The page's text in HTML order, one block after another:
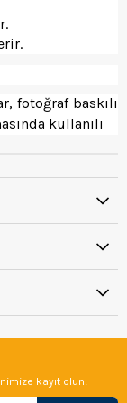
fotoğraf baskılı
kullanılı
kayıt olun!